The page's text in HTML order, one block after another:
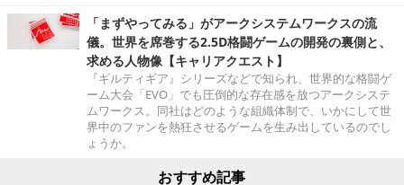
「まずやってみる」がアークシステムワークスの流
儀。世界を席巻する2.5D格闘ゲームの開発の裏側と、
求める人物像【キャリアクエスト】
『ギルティギア』シリーズなどで知られ、世界的な格闘ゲ
ーム大会「EVO」でも圧倒的な存在感を放つアークシステ
ムワークス。同社はどのような組織体制で、いかにして世
界中のファンを熱狂させるゲームを生み出しているのでし
ょうか。
おすすめ記事